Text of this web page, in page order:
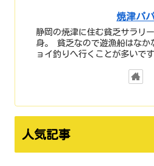
焼津パ
静岡の焼津に住む貧乏サラリ
身。 貧乏なので遊漁船はなか
ョイ釣りへ行くことが多いです
人気記事